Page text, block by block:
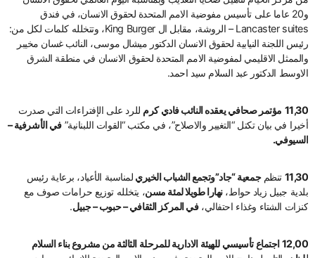
و20 عاما على تأسيس مفوضية الامم المتحدة لحقوق الانسان، في فندق
Lancaster suites – الروشة، مقابل ال King Burger، وتتخلله كلمات لكل من:
رئيس اللجنة النيابية لحقوق الانسان الدكتور ميشال موسى، النائب غسان مخيبر
والممثل الاقليمي لمفوضية الامم المتحدة لحقوق الانسان في منطقة الشرق
الاوسط الدكتور عبد السلام سيد احمد.
11,30 مؤتمر صحافي يعقده النائب فادي كرم للرد على الإفتراءات التي صدرت
أخيرا في بيان تكتل “التغيير والاصلاح”، في مكتب “القوات اللبنانية” في الأشرفية –
السيوفي.
11,30 تنظمجمعية “جاد”وتجمع الشباب الخيري لمناسبة الأعياد، برعاية رئيس
بلدية جبيل زياد حواط،نهارا طويلا لمئة مسن، يتخلله توزيع حرامات صوف مع
كنزات الشتاء وغذاء احتفالي،في المركز الثقافي – حبوب – جبيل.
12,00 اجتماع تأسيسي للهيئة الادارية للمرحلة الثالثة من مشروع بناء السلام